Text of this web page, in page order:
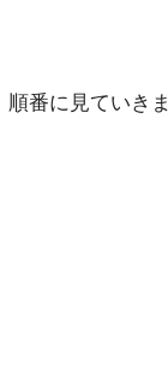
番に見ていきま